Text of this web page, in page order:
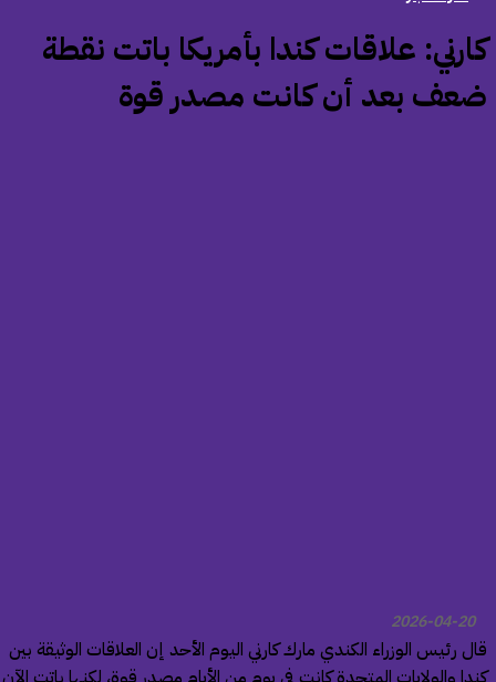
علاقات كندا بأمريكا باتت نقطة
بعد أن كانت مصدر قوة
2026-04-20
رئيس الوزراء الكندي مارك كارني اليوم الأحد إن العلاقات الوثيقة بين